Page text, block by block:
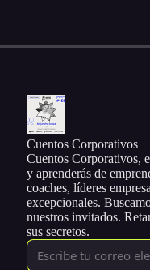
Cuentos Corporativos
Cuentos Corporativos,
y aprenderás de
coaches, líderes
excepcionales.
nuestros invitados.
sus secretos.